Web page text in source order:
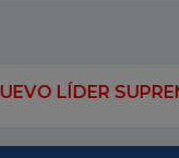
DE IRÁN: “NO